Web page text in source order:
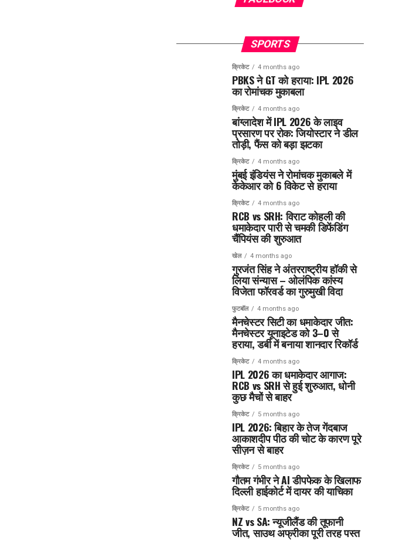
SPORTS
क्रिकेट 4 months ago
PBKS ने GT को हराया: IPL 2026
का रोमांचक मुकाबला
क्रिकेट 4 months ago
बांग्लादेश में IPL 2026 के लाइव
प्रसारण पर रोक: जियोस्टार ने डील
तोड़ी, फैंस को बड़ा झटका
क्रिकेट 4 months ago
मुंबई इंडियंस ने रोमांचक मुकाबले में
केकेआर को 6 विकेट से हराया
क्रिकेट 4 months ago
RCB vs SRH: विराट कोहली की
धमाकेदार पारी से चमकी डिफेंडिंग
चैंपियंस की शुरुआत
खेल 4 months ago
गुरजंत सिंह ने अंतरराष्ट्रीय हॉकी से
लिया संन्यास – ओलंपिक कांस्य
विजेता फॉरवर्ड का गुरुमुखी विदा
फुटबॉल 4 months ago
मैनचेस्टर सिटी का धमाकेदार जीत:
मैनचेस्टर यूनाइटेड को 3–0 से
हराया, डर्बी में बनाया शानदार रिकॉर्ड
क्रिकेट 4 months ago
IPL 2026 का धमाकेदार आगाज:
RCB vs SRH से हुई शुरुआत, धोनी
कुछ मैचों से बाहर
क्रिकेट 5 months ago
IPL 2026: बिहार के तेज गेंदबाज
आकाशदीप पीठ की चोट के कारण पूरे
सीज़न से बाहर
क्रिकेट 5 months ago
गौतम गंभीर ने AI डीपफेक के खिलाफ
दिल्ली हाईकोर्ट में दायर की याचिका
क्रिकेट 5 months ago
NZ vs SA: न्यूजीलैंड की तूफानी
जीत, साउथ अफ्रीका पूरी तरह पस्त